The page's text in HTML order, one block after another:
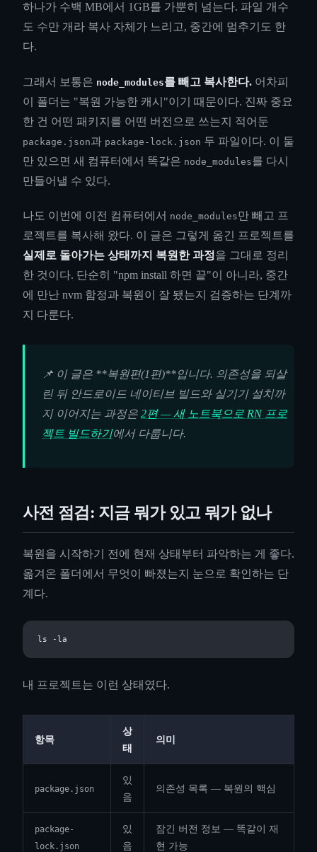
하나가 수백 MB에서 1GB를 가뿐히 넘는다. 파일 개수
도 수만 개라 복사 자체가 느리고, 중간에 멈추기도 한
다.
그래서 보통은 node_modules를 빼고 복사한다. 어차피
이 폴더는 "복원 가능한 캐시"이기 때문이다. 진짜 중요
한 건 어떤 패키지를 어떤 버전으로 쓰는지 적어둔
package.json과 package-lock.json 두 파일이다. 이 둘
만 있으면 새 컴퓨터에서 똑같은 node_modules를 다시
만들어낼 수 있다.
나도 이번에 이전 컴퓨터에서 node_modules만 빼고 프
로젝트를 복사해 왔다. 이 글은 그렇게 옮긴 프로젝트를
실제로 돌아가는 상태까지 복원한 과정을 그대로 정리
한 것이다. 단순히 "npm install 하면 끝"이 아니라, 중간
에 만난 nvm 함정과 복원이 잘 됐는지 검증하는 단계까
지 다룬다.
📌 이 글은 **복원편(1편)**입니다. 의존성을 되살
린 뒤 안드로이드 네이티브 빌드와 실기기 설치까
지 이어지는 과정은 2편 — 새 노트북으로 RN 프로
젝트 빌드하기에서 다룹니다.
사전 점검: 지금 뭐가 있고 뭐가 없나
복원을 시작하기 전에 현재 상태부터 파악하는 게 좋다.
옮겨온 폴더에서 무엇이 빠졌는지 눈으로 확인하는 단
계다.
내 프로젝트는 이런 상태였다.
항목
상
태
의미
package.json
있
음
의존성 목록 — 복원의 핵심
package-
lock.json
있
음
잠긴 버전 정보 — 똑같이 재
현 가능